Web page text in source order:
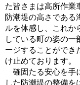
た皆さまは高所作業
防潮堤の高さである
ルを体感し、これか
している町の姿の一
ージすることができ
け止めております。
確固たる安心を手
した防潮堤の整備を